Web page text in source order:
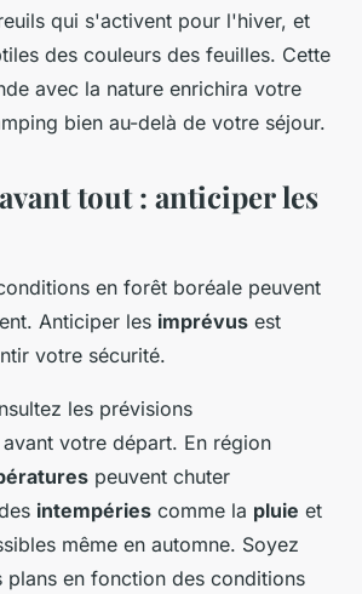
qui s'activent pour l'hiver, et
des couleurs des feuilles. Cette
avec la nature enrichira votre
bien au-delà de votre séjour.
tout : anticiper les
en forêt boréale peuvent
Anticiper les imprévus est
votre sécurité.
les prévisions
votre départ. En région
peuvent chuter
intempéries comme la pluie et
même en automne. Soyez
plans en fonction des conditions